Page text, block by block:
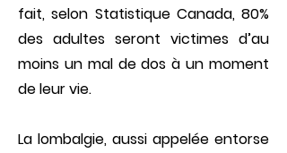
fait, selon Statistique Canada, 80%
des adultes seront victimes d’au
moins un mal de dos à un moment
de leur vie.
La lombalgie, aussi appelée entorse